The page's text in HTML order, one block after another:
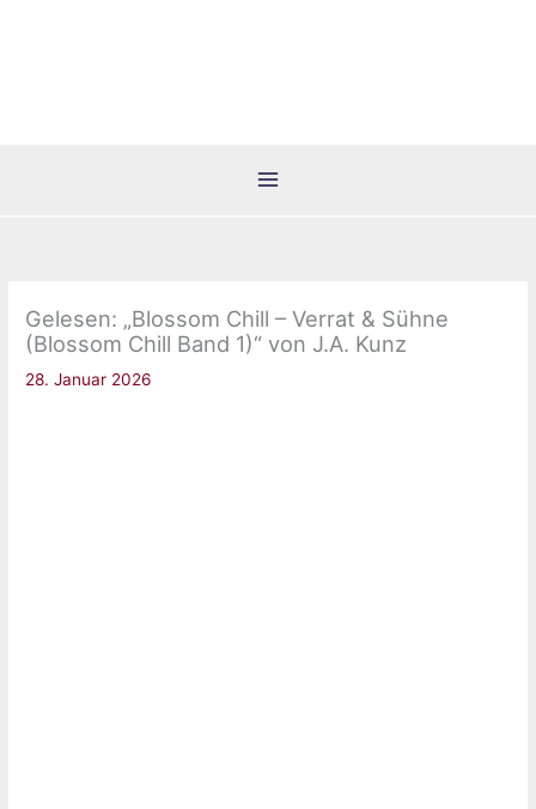
Gelesen: „Blossom Chill – Verrat & Sühne
(Blossom Chill Band 1)“ von J.A. Kunz
28. Januar 2026